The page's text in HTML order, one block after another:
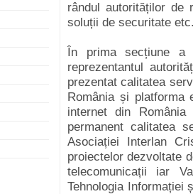
rândul autorităților de
soluții de securitate
În prima secțiune a
reprezentantul
prezentat calitatea
România și platforma
internet din
permanent calitatea
Asociației Interlan
proiectelor dezvoltate
telecomunicații iar
Tehnologia Informației